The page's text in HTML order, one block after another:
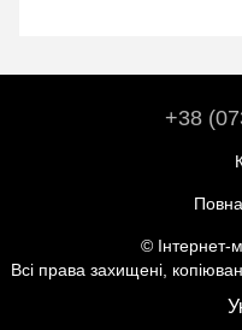
+38
© Інтернет-
Всі права захищені,